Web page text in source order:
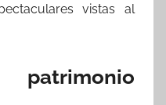
vistas al